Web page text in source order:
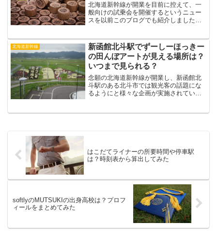
北海道新幹線が開業を目前に控えて、一
般向けの試乗会を開催するというニュー
スを以前このブログでも紹介しました。
者数が少ないものだと予想していたので
すが……。今朝報道され...
北海道新幹線
新函館北斗駅でずーしーほっきー
の田んぼアートが見える場所は？
いつまで見られる？
念願の北海道新幹線が開業し、新函館北
斗駅のある北斗市では観光客の話題にな
るようにと様々な企画が実施されていま
はこだてライナーの所要時間や停車駅
は？時刻表から算出してみた
softlyのMUTSUKIの出身高校は？プロフ
ィールをまとめてみた